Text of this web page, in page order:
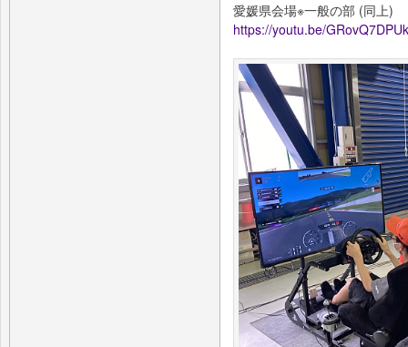
愛媛県会場※一般の部 (同上)
https://youtu.be/